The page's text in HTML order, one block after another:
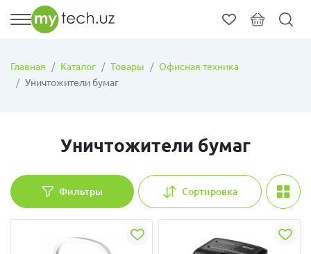
Главная Каталог Товары
Офисная техника
Уничтожители бумаг
Уничтожители бумаг
Фильтры Сортировка